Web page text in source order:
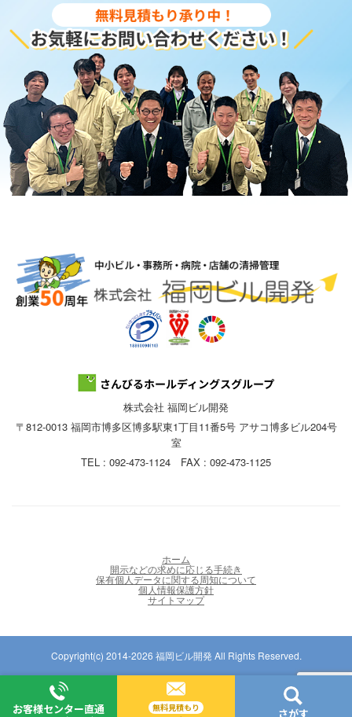
株式会社 福岡ビル開発
〒812-0013 福岡市博多区博多駅東1丁目11番5号 アサコ博多ビル204号
室
TEL : 092-473-1124 FAX : 092-473-1125
ホーム
開示などの求めに応じる手続き
保有個人データに関する周知について
個人情報保護方針
サイトマップ
Copyright(c) 2014-2026 福岡ビル開発 All Rights Reserved.
お客様センター直通 無料見積もり さがす